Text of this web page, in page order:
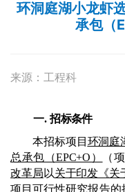
环洞庭湖小龙虾
承包（
来源：工程科
一. 招标条件
本招标项目 环洞庭
总承包（EPC+O） （
改革局 以关于印发《关
项目可行性研究报告的